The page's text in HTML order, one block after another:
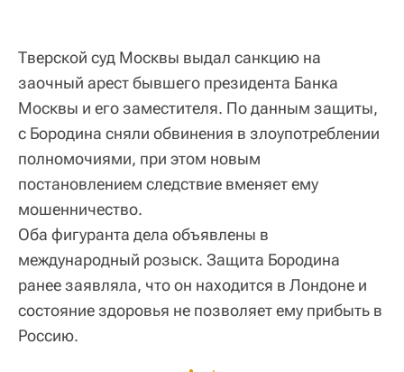
Тверской суд Москвы выдал санкцию на
заочный арест бывшего президента Банка
Москвы и его заместителя. По данным защиты,
с Бородина сняли обвинения в злоупотреблении
полномочиями, при этом новым
постановлением следствие вменяет ему
мошенничество.
Оба фигуранта дела объявлены в
международный розыск. Защита Бородина
ранее заявляла, что он находится в Лондоне и
состояние здоровья не позволяет ему прибыть в
Россию.